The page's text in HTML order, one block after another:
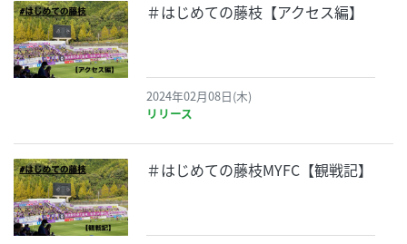
＃はじめての藤枝【アクセス編】
リリース
2024年02月08日(木)
＃はじめての藤枝MYFC【観戦記】